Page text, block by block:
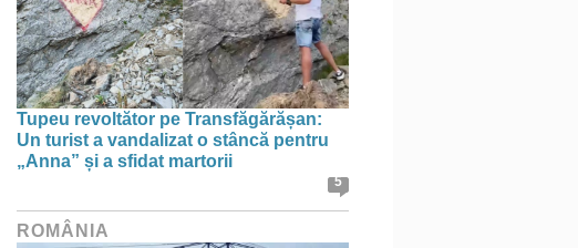
Tupeu revoltător pe Transfăgărășan:
Un turist a vandalizat o stâncă pentru
„Anna” și a sfidat martorii
5
ROMÂNIA